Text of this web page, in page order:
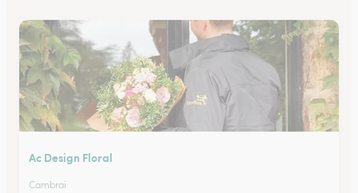
Ac Design Floral
Cambrai